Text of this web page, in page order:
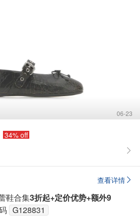
06-23
34% off
查看详情
鞋合集3折起+定价优势+额外9
G128831